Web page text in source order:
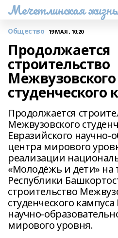
Мечетлинская жизнь
Общество 19 МАЯ , 10:20
Продолжается
строительство
Межвузовского
студенческого
Продолжается
Межвузовского
Евразийского научно-
центра мирового
реализации
«Молодёжь и дети» на
Республики
строительство
студенческого
научно-
мирового уровня.